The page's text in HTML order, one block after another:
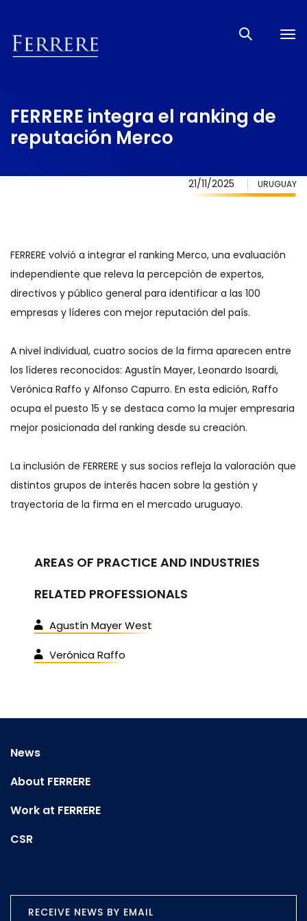
FERRERE integra el ranking de
reputación Merco
21/11/2025 URUGUAY
FERRERE volvió a integrar el ranking Merco, una evaluación
independiente que releva la percepción de expertos,
directivos y público general para identificar a las 100
empresas y líderes con mejor reputación del país.
A nivel individual, cuatro socios de la firma aparecen entre
los líderes reconocidos: Agustín Mayer, Leonardo Isoardi,
Verónica Raffo y Alfonso Capurro. En esta edición, Raffo
ocupa el puesto 15 y se destaca como la mujer empresaria
mejor posicionada del ranking desde su creación.
La inclusión de FERRERE y sus socios refleja la valoración que
distintos grupos de interés hacen sobre la gestión y
trayectoria de la firma en el mercado uruguayo.
AREAS OF PRACTICE AND INDUSTRIES
RELATED PROFESSIONALS
Agustín Mayer West
Verónica Raffo
News
About FERRERE
Work at FERRERE
CSR
RECEIVE NEWS BY EMAIL